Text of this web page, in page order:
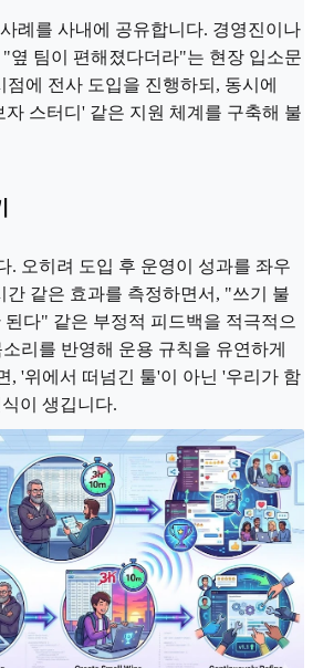
례를 사내에 공유합니다. 경영진이나
옆 팀이 편해졌다더라"는 현장 입소문
에 전사 도입을 진행하되, 동시에
자 스터디' 같은 지원 체계를 구축해 불
. 오히려 도입 후 운영이 성과를 좌우
간 같은 효과를 측정하면서, "쓰기 불
다" 같은 부정적 피드백을 적극적으
리를 반영해 운용 규칙을 유연하게
, '위에서 떠넘긴 툴'이 아닌 '우리가 함
이 생깁니다.